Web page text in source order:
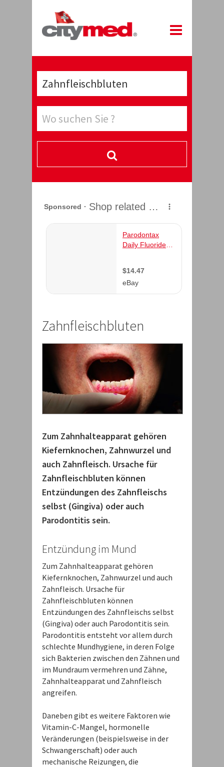
Zahnfleischbluten
Zum Zahnhalteapparat gehören
Kiefernknochen, Zahnwurzel und
auch Zahnfleisch. Ursache für
Zahnfleischbluten können
Entzündungen des Zahnfleischs
selbst (Gingiva) oder auch
Parodontitis sein.
Entzündung im Mund
Zum Zahnhalteapparat gehören
Kiefernknochen, Zahnwurzel und auch
Zahnfleisch. Ursache für
Zahnfleischbluten können
Entzündungen des Zahnfleischs selbst
(Gingiva) oder auch Parodontitis sein.
Parodontitis entsteht vor allem durch
schlechte Mundhygiene, in deren Folge
sich Bakterien zwischen den Zähnen und
im Mundraum vermehren und Zähne,
Zahnhalteapparat und Zahnfleisch
angreifen.
Daneben gibt es weitere Faktoren wie
Vitamin-C-Mangel, hormonelle
Veränderungen (beispielsweise in der
Schwangerschaft) oder auch
mechanische Reizungen, die